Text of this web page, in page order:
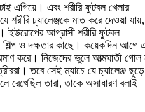
এগিয়ে। এবং শরীরি ফুটবল খেলার
চ্যালেঞ্জকে মাত করে দেওয়া যায়,
ইউরোপের আগ্রাসী শরীরি ফুটবল
ও দক্ষতার কাছে। কয়েকদিন আগে
করে। নিজেদের ভুলে আত্মঘাতী গোল
তবে সেই ম্যাচে যে চ্যালেঞ্জ ছুড়ে
রেখেছিল তারা, তাকে অসাধারণ বলাই